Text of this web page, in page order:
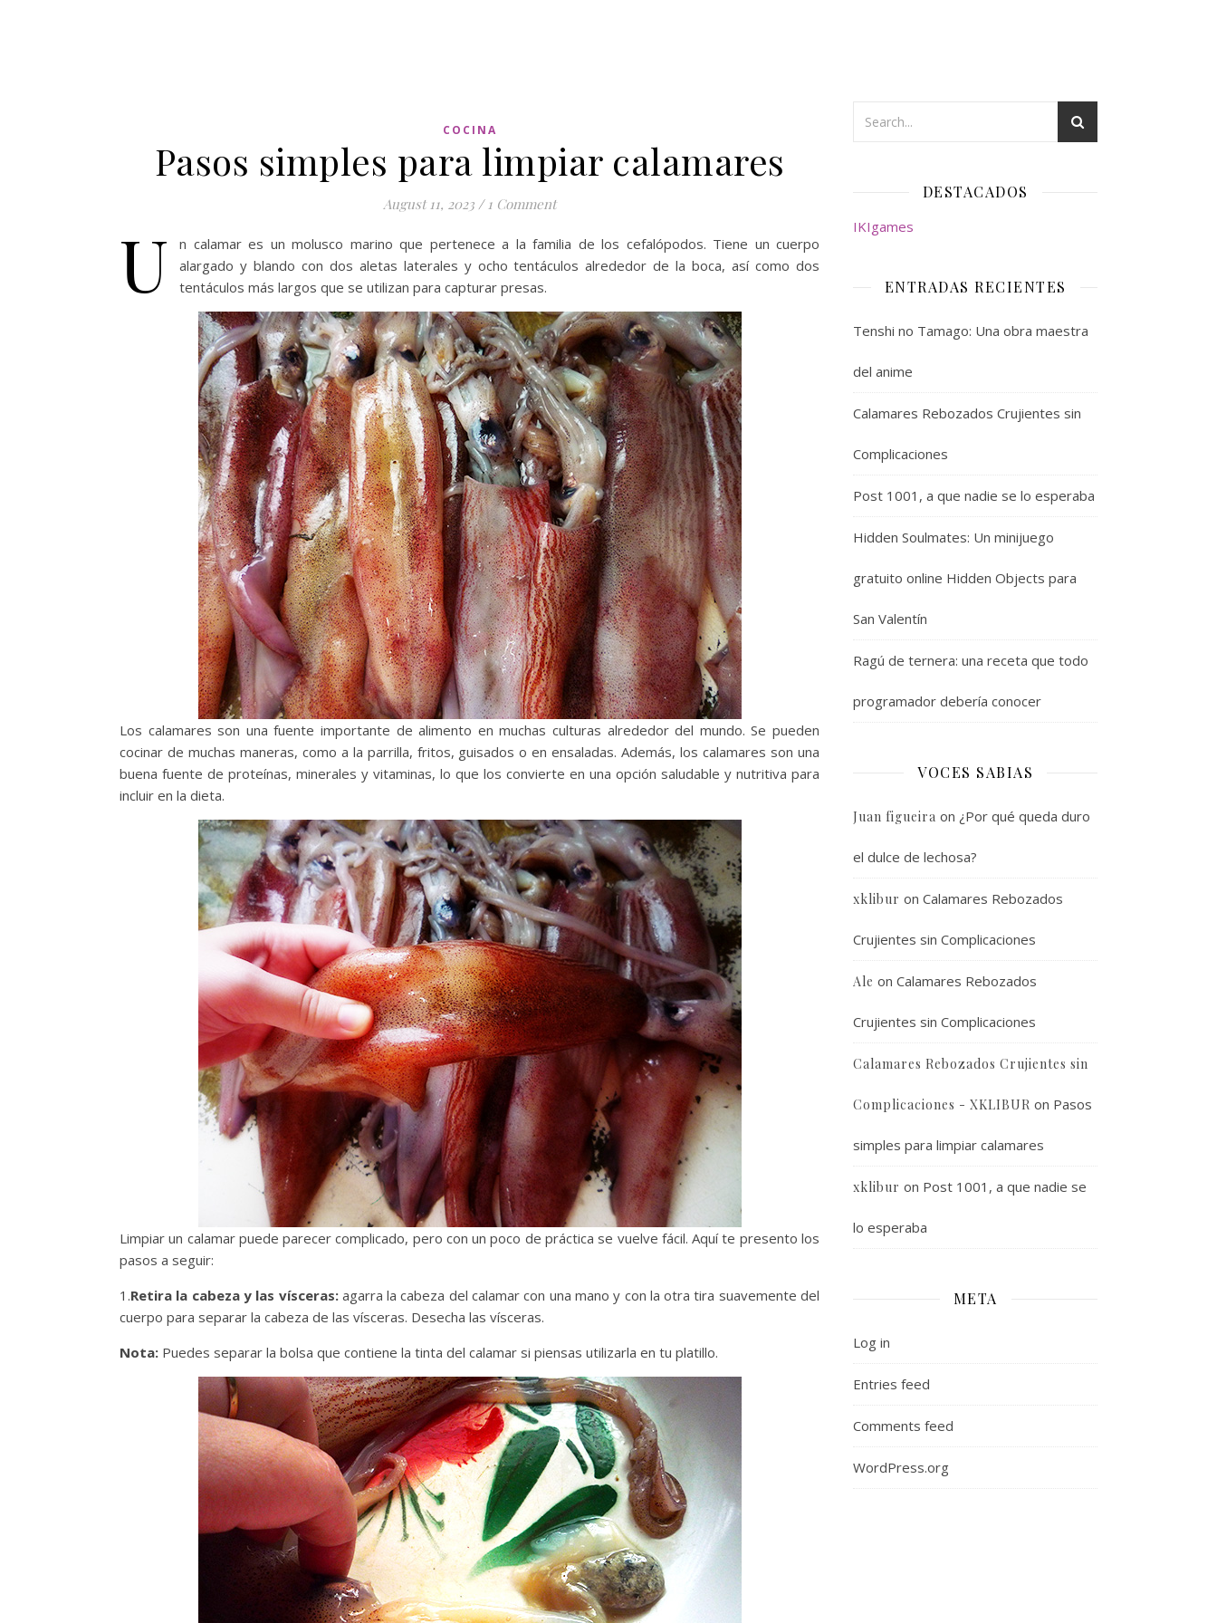
COCINA
Pasos simples para limpiar calamares
August 11, 2023 / 1 Comment
U
n calamar es un molusco marino que pertenece a la familia de los cefalópodos. Tiene un cuerpo
alargado y blando con dos aletas laterales y ocho tentáculos alrededor de la boca, así como dos
tentáculos más largos que se utilizan para capturar presas.
Los calamares son una fuente importante de alimento en muchas culturas alrededor del mundo. Se pueden
cocinar de muchas maneras, como a la parrilla, fritos, guisados o en ensaladas. Además, los calamares son una
buena fuente de proteínas, minerales y vitaminas, lo que los convierte en una opción saludable y nutritiva para
incluir en la dieta.
Limpiar un calamar puede parecer complicado, pero con un poco de práctica se vuelve fácil. Aquí te presento los
pasos a seguir:
1.Retira la cabeza y las vísceras:agarra la cabeza del calamar con una mano y con la otra tira suavemente del
cuerpo para separar la cabeza de las vísceras. Desecha las vísceras.
Nota: Puedes separar la bolsa que contiene la tinta del calamar si piensas utilizarla en tu platillo.
DESTACADOS
IKIgames
ENTRADAS RECIENTES
Tenshi no Tamago: Una obra maestra
del anime
Calamares Rebozados Crujientes sin
Complicaciones
Post 1001, a que nadie se lo esperaba
Hidden Soulmates: Un minijuego
gratuito online Hidden Objects para
San Valentín
Ragú de ternera: una receta que todo
programador debería conocer
VOCES SABIAS
Juan figueira on ¿Por qué queda duro
el dulce de lechosa?
xklibur on Calamares Rebozados
Crujientes sin Complicaciones
Ale on Calamares Rebozados
Crujientes sin Complicaciones
Calamares Rebozados Crujientes sin
Complicaciones - XKLIBUR on Pasos
simples para limpiar calamares
xklibur on Post 1001, a que nadie se
lo esperaba
META
Log in
Entries feed
Comments feed
WordPress.org